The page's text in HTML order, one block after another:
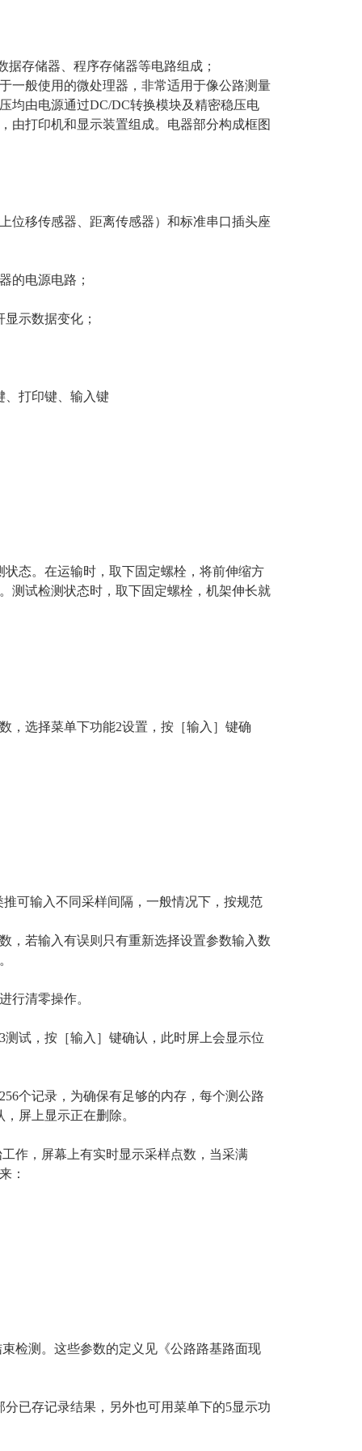
存储器、程序存储器等电路组成；
般使用的微处理器，非常适用于像公路测量
均由电源通过DC/DC转换模块及精密稳压电
由打印机和显示装置组成。电器部分构成框图
移传感器、距离传感器）和标准串口插头座
的电源电路；
示数据变化；
打印键、输入键
态。在运输时，取下固定螺栓，将前伸缩方
测试检测状态时，取下固定螺栓，机架伸长就
选择菜单下功能2设置，按［输入］键确
可输入不同采样间隔，一般情况下，按规范
若输入有误则只有重新选择设置参数输入数
清零操作。
，按［输入］键确认，此时屏上会显示位
个记录，为确保有足够的内存，每个测公路
屏上显示正在删除。
，屏幕上有实时显示采样点数，当采满
：
测。这些参数的定义见《公路路基路面现
存记录结果，另外也可用菜单下的5显示功